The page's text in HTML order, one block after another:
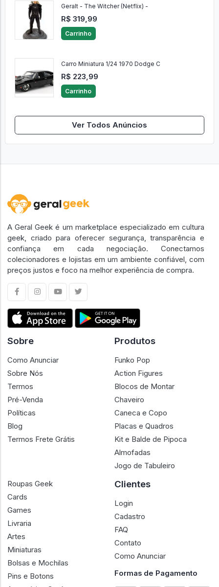
Geralt - The Witcher (Netflix) -
R$ 319,99
Carrinho
Carro Miniatura 1/24 1970 Dodge C
R$ 223,99
Carrinho
Ver Todos Anúncios
A Geral Geek é um marketplace especializado em cultura
geek, criado para oferecer segurança, transparência e
confiança em cada negociação. Conectamos
colecionadores e lojistas em um ambiente confiável, com
preços justos e foco na melhor experiência de compra.
Sobre
Como Anunciar
Sobre Nós
Termos
Pré-Venda
Políticas
Blog
Termos Frete Grátis
Produtos
Funko Pop
Action Figures
Blocos de Montar
Chaveiro
Caneca e Copo
Placas e Quadros
Kit e Balde de Pipoca
Almofadas
Jogo de Tabuleiro
Roupas Geek
Cards
Games
Livraria
Artes
Miniaturas
Bolsas e Mochilas
Pins e Botons
Clientes
Login
Cadastro
FAQ
Contato
Como Anunciar
Formas de Pagamento